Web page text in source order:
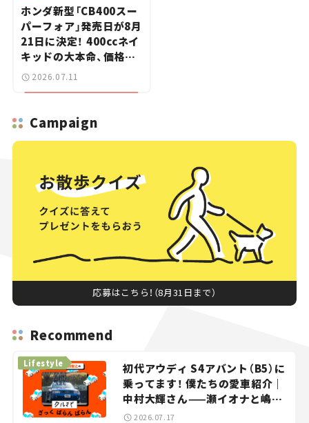
ホンダ新型「CB400スー
パーフォア」発売日が8月
21日に決定！ 400ccネイ
キッドの大本命、価格は
100万円切りの99万
2026.07.11
Campaign
応募はこちら！（8月31日まで）
Recommend
初代アウディ S4アバント（B5）に
乗ってます！ 僕たちの愛車紹介｜
中村大輝さん——瀬イオナと嶋田
智之の「クルマでざっくばらんば
Lifestyle
2026.07.17